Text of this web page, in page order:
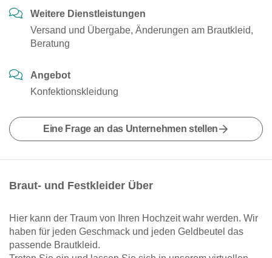
Weitere Dienstleistungen
Versand und Übergabe, Änderungen am Brautkleid,
Beratung
Angebot
Konfektionskleidung
Eine Frage an das Unternehmen stellen
Braut- und Festkleider Über
Hier kann der Traum von Ihren Hochzeit wahr werden. Wir
haben für jeden Geschmack und jeden Geldbeutel das
passende Brautkleid.